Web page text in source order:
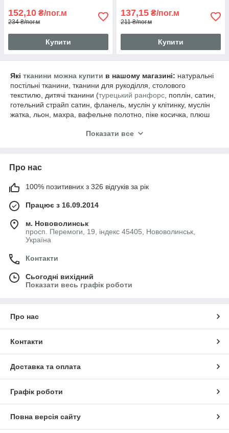
152,10 ₴/пог.м
234 ₴/пог.м
Купити
137,15 ₴/пог.м
211 ₴/пог.м
Купити
Які тканини можна купити в нашому магазині: натуральні
постільні тканини, тканини для рукоділля, столового
текстилю, дитячі тканини (турецький ранфорс , поплін, сатин,
готельний страйп сатин, фланель, муслін у клітинку, муслін
жатка, льон, махра, вафельне полотно, піке косичка, плюш
cotton, сувора бязь, котон для сумок, тефлонова
Показати все
Про нас
100% позитивних з 326 відгуків за рік
Працює з 16.09.2014
м. Нововолинськ
просп. Перемоги, 19, індекс 45405, Нововолинськ,
Україна
Контакти
Сьогодні вихідний
Показати весь графік роботи
Про нас
Контакти
Доставка та оплата
Графік роботи
Повна версія сайту